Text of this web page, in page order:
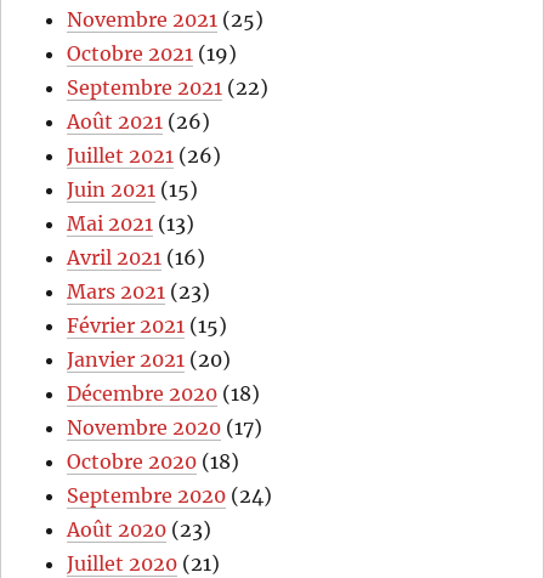
Novembre 2021 (25)
Octobre 2021 (19)
Septembre 2021 (22)
Août 2021 (26)
Juillet 2021 (26)
Juin 2021 (15)
Mai 2021 (13)
Avril 2021 (16)
Mars 2021 (23)
Février 2021 (15)
Janvier 2021 (20)
Décembre 2020 (18)
Novembre 2020 (17)
Octobre 2020 (18)
Septembre 2020 (24)
Août 2020 (23)
Juillet 2020 (21)